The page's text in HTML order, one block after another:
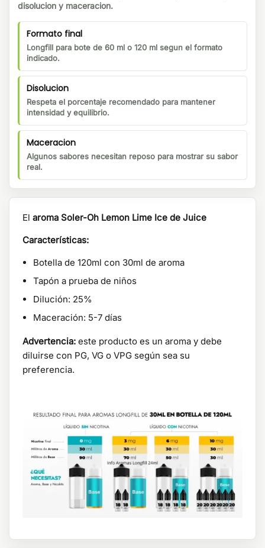
disolucion y maceracion.
Formato final
Longfill para bote de 60 ml o 120 ml segun el formato
indicado.
Disolucion
Respeta el porcentaje recomendado para mantener
intensidad y equilibrio.
Maceracion
Algunos sabores necesitan reposo para mostrar su sabor
real.
El aroma Soler-Oh Lemon Lime Ice de Juice
Características:
Botella de 120ml con 30ml de aroma
Tapón a prueba de niños
Dilución: 25%
Maceración: 5-7 días
Advertencia: este producto es un aroma y debe
diluirse con PG, VG o VPG según sea su
preferencia.